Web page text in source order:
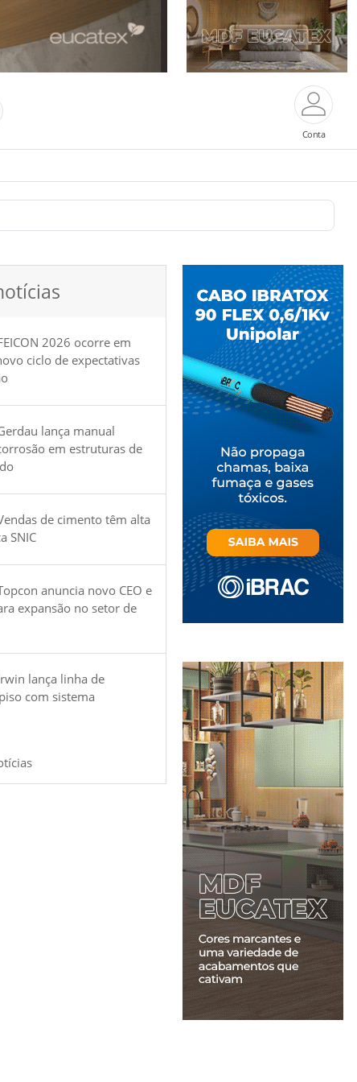
Conta
2026 ocorre em
ciclo de expectativas
lança manual
em estruturas de
de cimento têm alta
SNIC
anuncia novo CEO e
expansão no setor de
lança linha de
com sistema